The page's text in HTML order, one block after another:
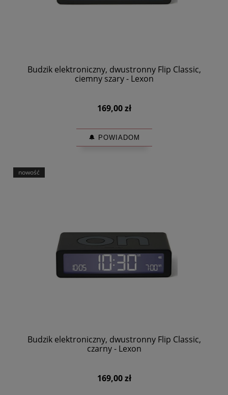
Budzik elektroniczny, dwustronny Flip Classic,
ciemny szary - Lexon
169,00 zł
🔔 POWIADOM
Budzik elektroniczny, dwustronny Flip Classic,
czarny - Lexon
169,00 zł
nowość